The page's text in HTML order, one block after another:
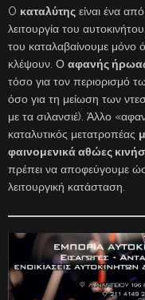
O καταλύτης είναι ένα
λειτουργία του
του καταλαβαίνουμε
κλέψουν. Ο αφανής
τόσο για τον περιορισμό
όσο για τη μείωση των
με τα σιλανσιέ). Άλλο
καταλυτικός μετατροπέας
φαινομενικά αθώες
πρέπει να αποφεύγουμε
λειτουργική κατάσταση.